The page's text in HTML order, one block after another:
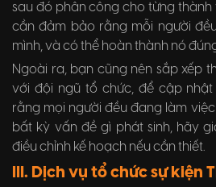
sau đó phân công cho từng thành
cần đảm bảo rằng mỗi người
mình, và có thể hoàn thành nó
Ngoài ra, bạn cũng nên sắp xếp
với đội ngũ tổ chức, để cập
rằng mọi người đều đang làm
bất kỳ vấn đề gì phát sinh, hãy
điều chỉnh kế hoạch nếu cần thiết.
III. Dịch vụ tổ chức sự kiện